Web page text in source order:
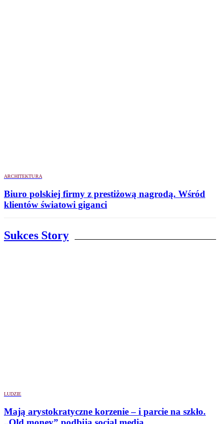
ARCHITEKTURA
Biuro polskiej firmy z prestiżową nagrodą. Wśród
klientów światowi giganci
Sukces Story
LUDZIE
Mają arystokratyczne korzenie – i parcie na szkło.